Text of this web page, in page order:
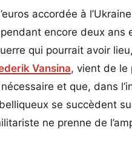
accordée à
encore deux ans
qui pourrait avoir
Vansina, vient de le
et que, dans
se succèdent
ne prenne de